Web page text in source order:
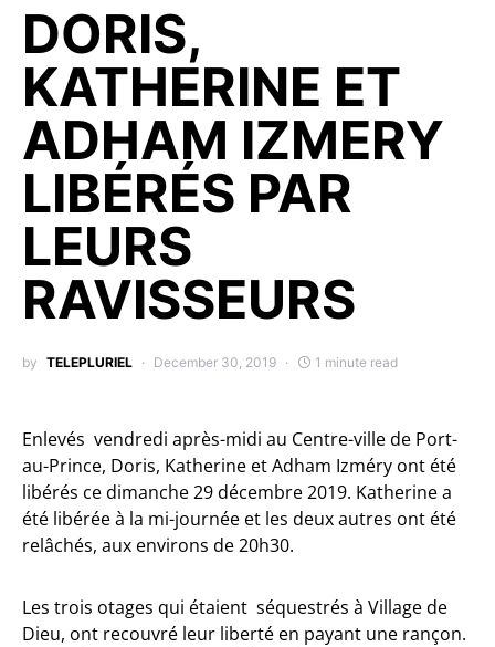
DORIS,
KATHERINE ET
ADHAM IZMERY
LIBÉRÉS PAR
LEURS
RAVISSEURS
by TELEPLURIEL December 30, 2019 1 minute read
Enlevés vendredi après-midi au Centre-ville de Port-
au-Prince, Doris, Katherine et Adham Izméry ont été
libérés ce dimanche 29 décembre 2019. Katherine a
été libérée à la mi-journée et les deux autres ont été
relâchés, aux environs de 20h30.
Les trois otages qui étaient séquestrés à Village de
Dieu, ont recouvré leur liberté en payant une rançon.